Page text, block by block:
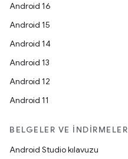
Android 16
Android 15
Android 14
Android 13
Android 12
Android 11
BELGELER VE İNDIRMELER
Android Studio kılavuzu